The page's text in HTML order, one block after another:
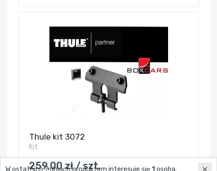
Thule kit 3072
Kit
259,00 zł / szt.
W ostatnich 7 dniach produktem interesuje się 1 osoba.